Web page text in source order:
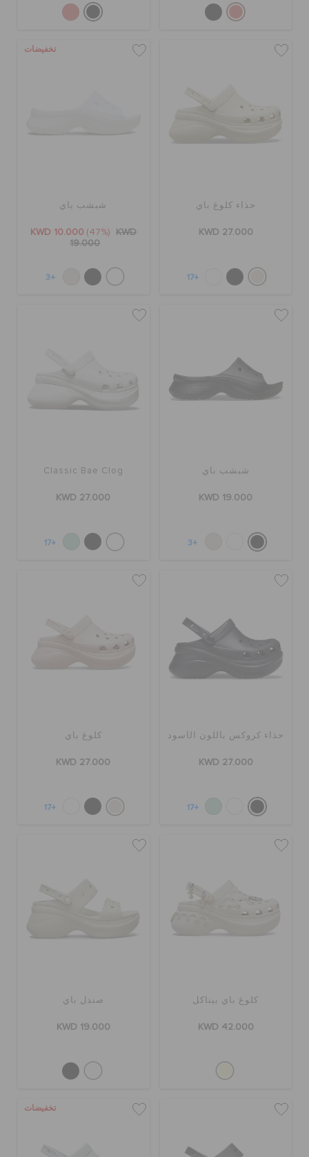
حذاء كلوغ باي
KWD 27.000
+17
تخفيضات
شبشب باي
KWD 10.000 (47%)
KWD
19.000
+3
شبشب باي
KWD 19.000
+3
Classic Bae Clog
KWD 27.000
+17
حذاء كروكس باللون الأسود
KWD 27.000
+17
كلوغ باي
KWD 27.000
+17
كلوغ باي بيناكل
KWD 42.000
صندل باي
KWD 19.000
تخفيضات